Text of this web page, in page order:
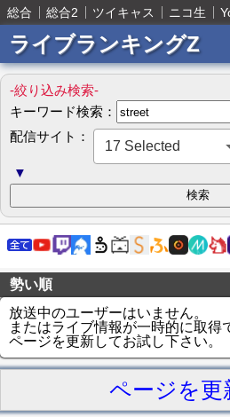
総合 総合2 ツイキャス ニコ生
ライブランキングZ
-絞り込み検索-
キーワード検索：
配信サイト：
17 Selected
▼
勢い順
放送中のユーザーはいません。
またはライブ情報が一時的に取得
ページを更新してお試し下さい。
ページを更